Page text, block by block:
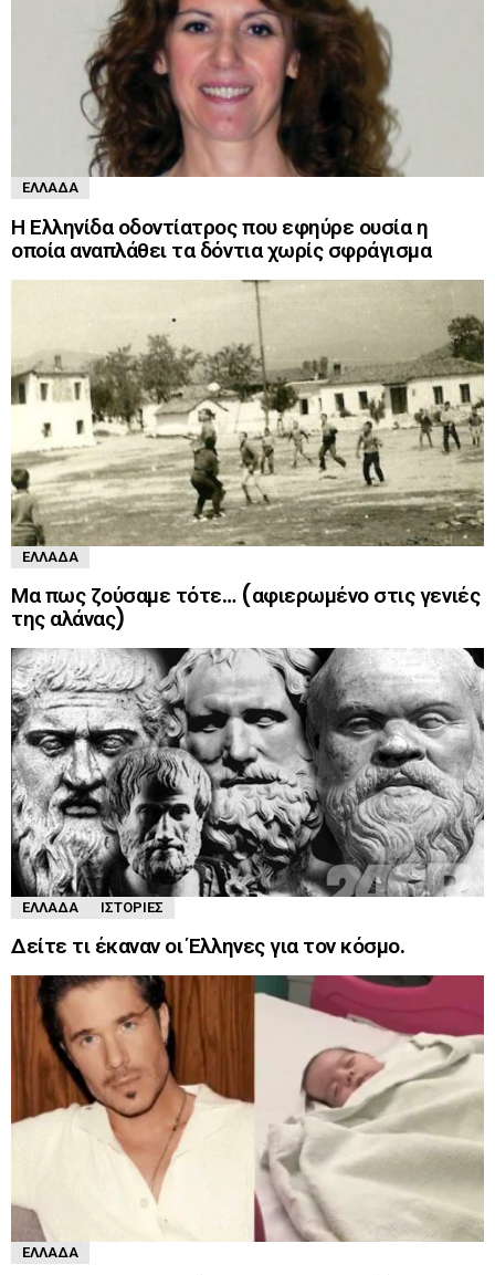
ΕΛΛΆΔΑ
Η Ελληνίδα οδοντίατρος που εφηύρε ουσία η
οποία αναπλάθει τα δόντια χωρίς σφράγισμα
ΕΛΛΆΔΑ
Μα πως ζούσαμε τότε… (αφιερωμένο στις γενιές
της αλάνας)
ΕΛΛΆΔΑ ΙΣΤΟΡΊΕΣ
Δείτε τι έκαναν οι Έλληνες για τον κόσμο.
ΕΛΛΆΔΑ